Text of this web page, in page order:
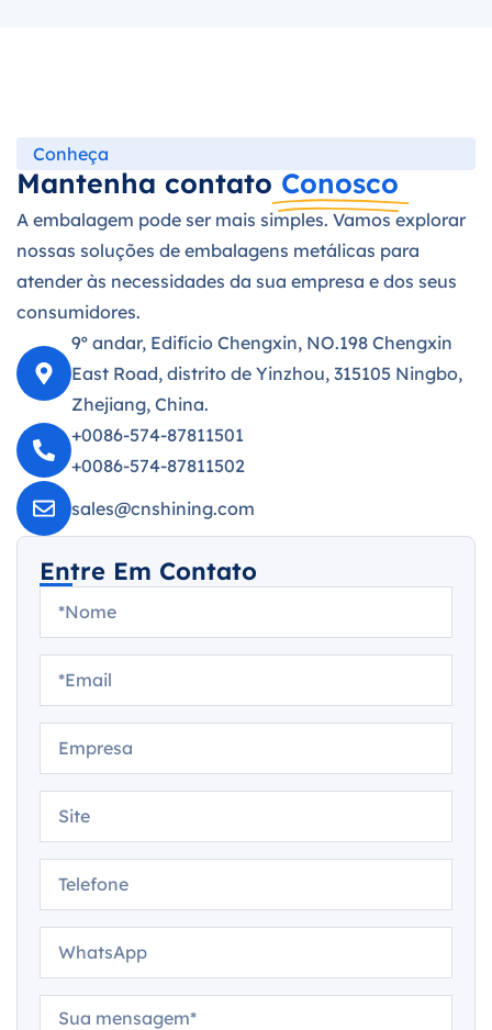
Conheça
Mantenha contato Conosco
A embalagem pode ser mais simples. Vamos explorar
nossas soluções de embalagens metálicas para
atender às necessidades da sua empresa e dos seus
consumidores.
9º andar, Edifício Chengxin, NO.198 Chengxin
East Road, distrito de Yinzhou, 315105 Ningbo,
Zhejiang, China.
+0086-574-87811501
+0086-574-87811502
sales@cnshining.com
Entre Em Contato